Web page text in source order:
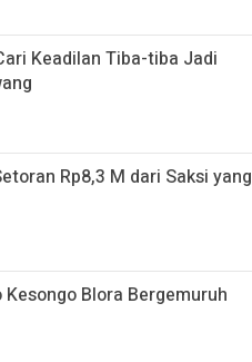
Keadilan Tiba-tiba Jadi
Rp8,3 M dari Saksi yang
Blora Bergemuruh